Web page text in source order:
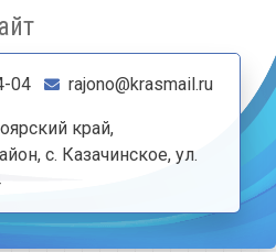
04 rajono@krasmail.ru
край,
с. Казачинское, ул.